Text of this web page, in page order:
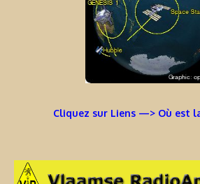
Cliquez sur Liens —> Où est